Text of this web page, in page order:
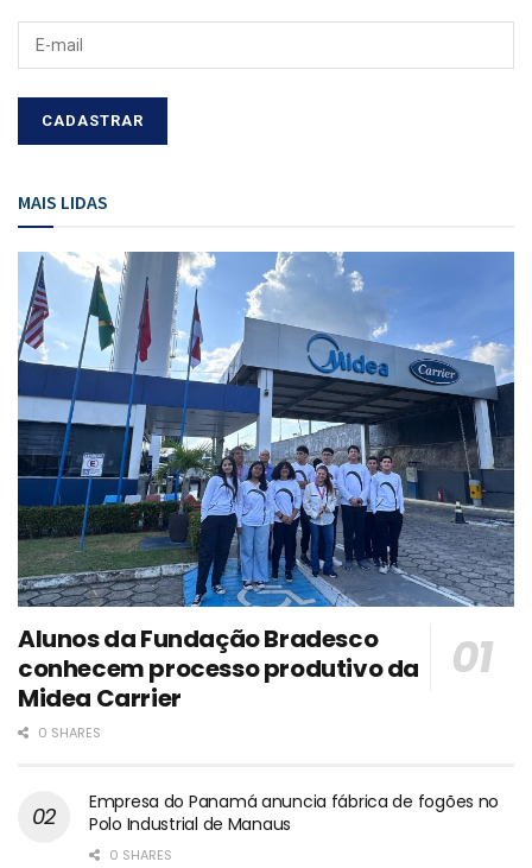
MAIS LIDAS
Alunos da Fundação Bradesco
conhecem processo produtivo da
Midea Carrier
0 SHARES
Empresa do Panamá anuncia fábrica de fogões no
Polo Industrial de Manaus
0 SHARES